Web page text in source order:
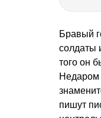
Бравый
солдаты
того он
Недаром
пишут